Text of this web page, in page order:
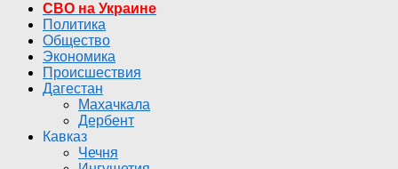
СВО на Украине
Политика
Общество
Экономика
Происшествия
Дагестан
Махачкала
Дербент
Кавказ
Чечня